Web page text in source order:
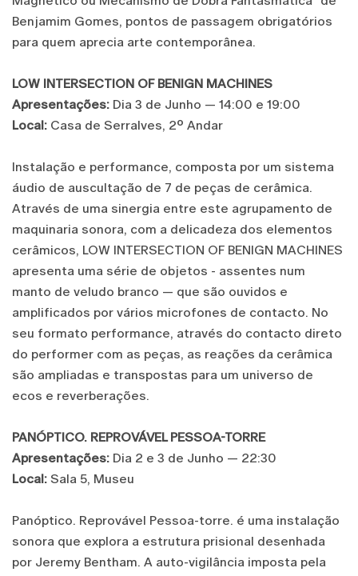
Benjamim Gomes, pontos de passagem obrigatórios
para quem aprecia arte contemporânea.
LOW INTERSECTION OF BENIGN MACHINES
Apresentações: Dia 3 de Junho — 14:00 e 19:00
Local: Casa de Serralves, 2º Andar
Instalação e performance, composta por um sistema
áudio de auscultação de 7 de peças de cerâmica.
Através de uma sinergia entre este agrupamento de
maquinaria sonora, com a delicadeza dos elementos
cerâmicos, LOW INTERSECTION OF BENIGN MACHINES
apresenta uma série de objetos - assentes num
manto de veludo branco — que são ouvidos e
amplificados por vários microfones de contacto. No
seu formato performance, através do contacto direto
do performer com as peças, as reações da cerâmica
são ampliadas e transpostas para um universo de
ecos e reverberações.
PANÓPTICO. REPROVÁVEL PESSOA-TORRE
Apresentações: Dia 2 e 3 de Junho — 22:30
Local: Sala 5, Museu
Panóptico. Reprovável Pessoa-torre. é uma instalação
sonora que explora a estrutura prisional desenhada
por Jeremy Bentham. A auto-vigilância imposta pela